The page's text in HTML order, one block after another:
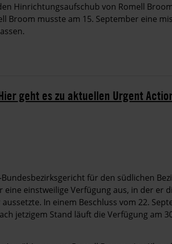
Hinrichtungsaufschub von Romell
Broom musste am 15. September eine
geht es zu aktuellen Urgent
für den südlichen
eine einstweilige Verfügung aus, in der er
In einem Beschluss vom 22.
jetzigem Stand läuft die Verfügung am